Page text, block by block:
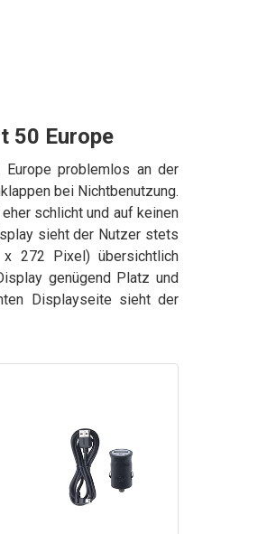
50 Europe
problemlos an der
bei Nichtbenutzung.
schlicht und auf keinen
sieht der Nutzer stets
272 Pixel) übersichtlich
genügend Platz und
Displayseite sieht der